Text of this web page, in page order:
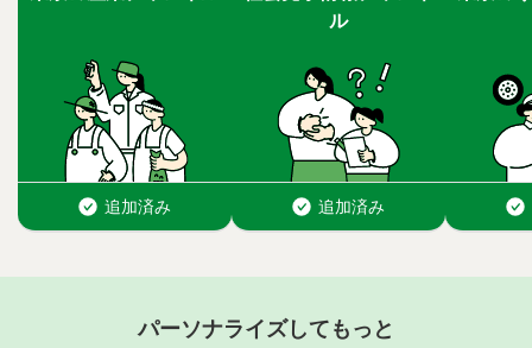
パーソナライズしてもっと